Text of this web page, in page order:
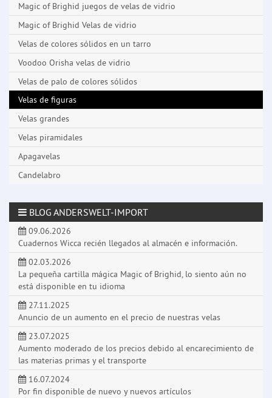
Magic of Brighid juegos de velas de vidrio
Magic of Brighid Velas de vidrio
Velas de colores sólidos en un tarro
Voodoo Orisha velas de vidrio
Velas de palo de colores sólidos
Velas de figuras
Velas grandes
Velas piramidales
Apagavelas
Candelabro
BLOG ANDERSWELT-IMPORT
09.06.2026
Cuadernos Wicca recién llegados al almacén e información.
02.03.2026
La pequeña cartilla mágica Magic of Brighid, lo siento aún no
está disponible en tu idioma
27.11.2025
Anuncio de un aumento en el precio de nuestras velas
23.07.2025
Aumento moderado de los precios debido al encarecimiento de
las materias primas y el transporte
16.07.2024
Por fin disponible de nuevo y nuevos artículos